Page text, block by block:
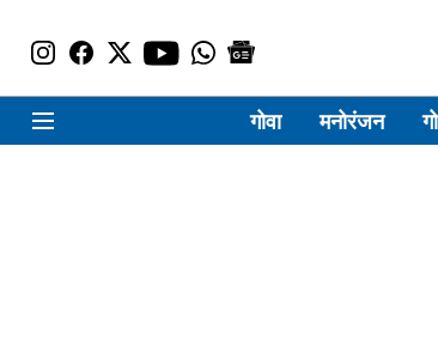
गोवा मनोरंजन